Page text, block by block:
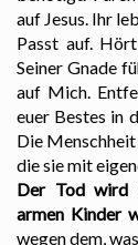
auf Jesus. Ihr
Passt auf.
Seiner Gnade
auf Mich.
euer Bestes in
Die
die sie mit
Der Tod wird
armen Kinder
wegen dem,